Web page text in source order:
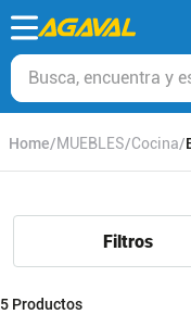
Busca, encuentra y
MUEBLES Cocina
5 Productos